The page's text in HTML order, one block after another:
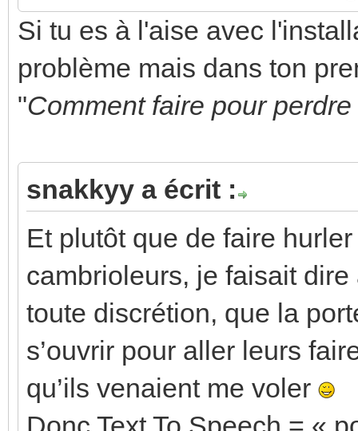
Si tu es à l'aise avec
problème mais dans ton
"Comment faire pour
snakkyy a écrit :
Et plutôt que de faire
cambrioleurs, je faisait
toute discrétion, que la
s’ouvrir pour aller leurs
qu’ils venaient me voler